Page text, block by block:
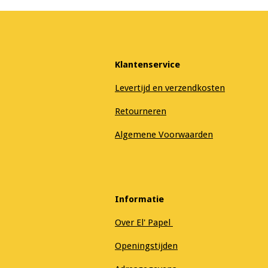
Klantenservice
Levertijd en verzendkosten
Retourneren
Algemene Voorwaarden
Informatie
Over El' Papel
Openingstijden